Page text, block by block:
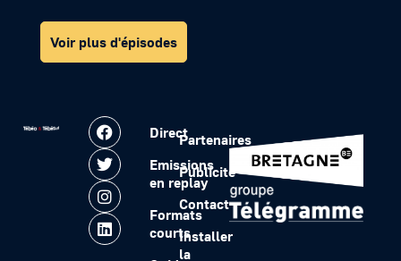
Voir plus d'épisodes
Direct
Emissions
en replay
Formats
courts
Partenaires
Publicité
Contact
Installer
la